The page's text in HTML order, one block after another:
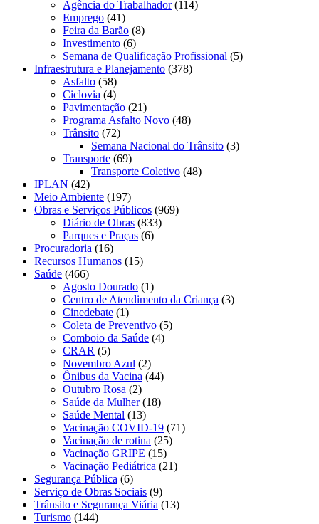
Agência do Trabalhador(114)
Emprego (41)
Feira da Barão (8)
Investimento (6)
Semana de Qualificação Profissional (5)
Infraestrutura e Planejamento (378)
Asfalto (58)
Ciclovia (4)
Pavimentação (21)
Programa Asfalto Novo (48)
Trânsito (72)
Semana Nacional do Trânsito (3)
Transporte (69)
Transporte Coletivo (48)
IPLAN (42)
Meio Ambiente (197)
Obras e Serviços Públicos (969)
Diário de Obras (833)
Parques e Praças (6)
Procuradoria (16)
Recursos Humanos (15)
Saúde (466)
Agosto Dourado (1)
Centro de Atendimento da Criança (3)
Cinedebate (1)
Coleta de Preventivo (5)
Comboio da Saúde (4)
CRAR (5)
Novembro Azul (2)
Ônibus da Vacina (44)
Outubro Rosa (2)
Saúde da Mulher(18)
Saúde Mental (13)
Vacinação COVID-19 (71)
Vacinação de rotina (25)
Vacinação GRIPE (15)
Vacinação Pediátrica (21)
Segurança Pública (6)
Serviço de Obras Sociais (9)
Trânsito e Segurança Viária (13)
Turismo (144)